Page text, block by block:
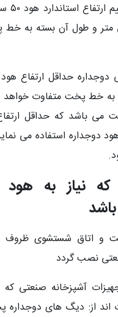
ولی
سانتی متر و طول آن بسته به
خط پخت متفاوت خواهد
می باشد که حداقل
نیاز به هود
و اتاق شستشوی
نصب گردد
آشپزخانه صنعتی که
اند از: دیگ های دوجداره